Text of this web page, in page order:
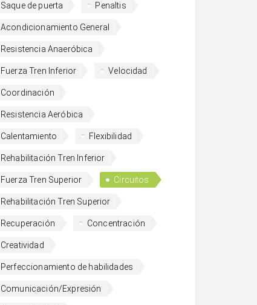
Saque de puerta Penaltis
Acondicionamiento General
Resistencia Anaeróbica
Fuerza Tren Inferior Velocidad
Coordinación
Resistencia Aeróbica
Calentamiento Flexibilidad
Rehabilitación Tren Inferior
Fuerza Tren Superior Circuitos
Rehabilitación Tren Superior
Recuperación Concentración
Creatividad
Perfeccionamiento de habilidades
Comunicación/Expresión